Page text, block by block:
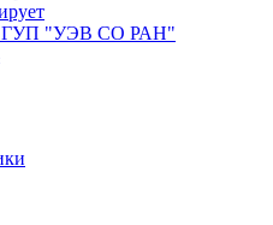
ГУП "УЭВ СО РАН"